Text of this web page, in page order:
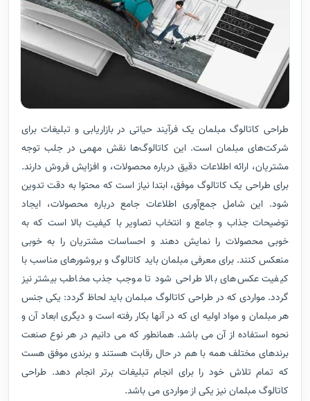
طراحی کاتالوگ مبلمان یک فرآیند حیاتی در بازاریابی و تبلیغات برای
شرکت‌های مبلمان است. این کاتالوگ‌ها نقش مهمی در جلب توجه
مشتریان، ارائه اطلاعات دقیق درباره محصولات، و افزایش فروش دارند.
برای طراحی یک کاتالوگ موفق، ابتدا نیاز است که محتوا به دقت تدوین
شود. این شامل جمع‌آوری اطلاعات جامع درباره محصولات، ایجاد
توضیحات جذاب و جامع و انتخاب تصاویر با کیفیت بالا است که به
خوبی محصولات را نمایش دهند و احساسات مشتریان را به خوبی
منعکس کنند. برای معرفی مبلمان باید کاتالوگ و بروشورهای مناسب با
کیفیت عکس‌های بالا طراحی شود تا موجب جذب مخاطب بیشتر نیز
گردد. مواردی که در طراحی کاتالوگ مبلمان باید لحاظ گردد: یکی جنس
هر مبلمان و مواد اولیه ای که در آنها بکار رفته است و دیگری ابعاد آن و
نحوه استفاده از آن می باشد. همانطور که می دانیم در هر نوع صنعت
برندهای مختلف همه با هم در حال رقابت هستند و برندی موفق هست
که تمام تلاش خود را برای انجام تبلیغات برتر انجام دهد. طراحی
کاتالوگ مبلمان نیز یکی از مواردی می باشد.